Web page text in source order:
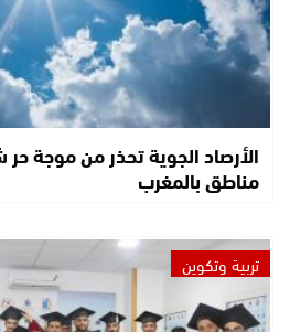
الأرصاد الجوية تحذر من موجة
مناطق بالمغرب
تربية وتكوين